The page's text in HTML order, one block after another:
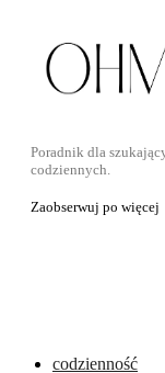
Poradnik dla
codziennych.
Zaobserwuj po więcej
codzienność